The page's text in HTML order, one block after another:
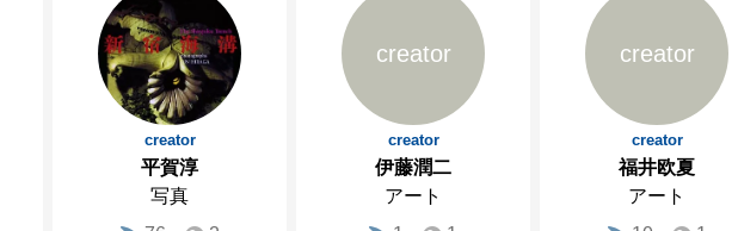
creator
平賀淳
写真
creator
creator
伊藤潤二
アート
creator
creator
福井欧夏
アート